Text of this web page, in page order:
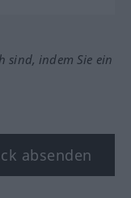
sind, indem Sie ein
absenden